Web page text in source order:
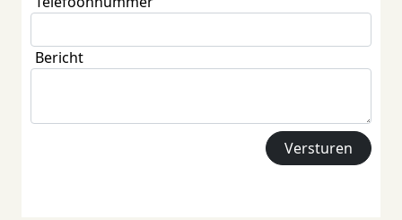
Bericht